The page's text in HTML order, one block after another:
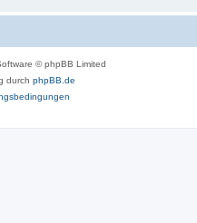
© phpBB Limited
durch phpBB.de